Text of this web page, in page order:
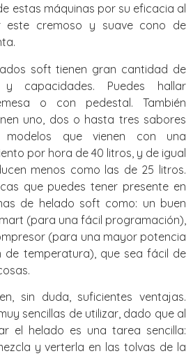
estas máquinas por su eficacia al
este cremoso y suave cono de
soft tienen gran cantidad de
y capacidades. Puedes hallar
o con pedestal. También
uno, dos o hasta tres sabores
modelos que vienen con una
por hora de 40 litros, y de igual
menos como las de 25 litros.
que puedes tener presente en
de helado soft como: un buen
(para una fácil programación),
(para una mayor potencia
de temperatura), que sea fácil de
sin duda, suficientes ventajas.
sencillas de utilizar, dado que al
el helado es una tarea sencilla:
y verterla en las tolvas de la